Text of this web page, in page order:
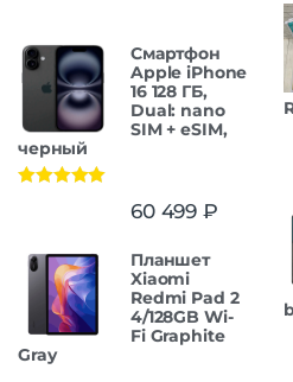
Смартфон
Apple iPhone
16 128 ГБ,
Dual: nano
SIM + eSIM,
черный
60 499 ₽
Планшет
Xiaomi
Redmi Pad 2
4/128GB Wi-
Fi Graphite
Gray